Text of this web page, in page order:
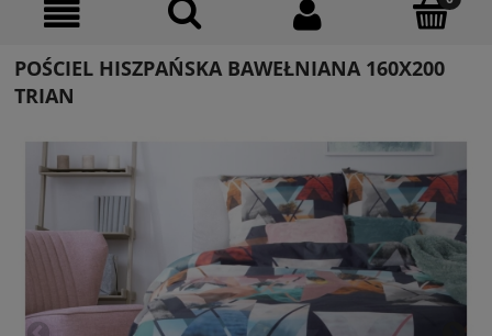
POŚCIEL HISZPAŃSKA BAWEŁNIANA 160X200
TRIAN